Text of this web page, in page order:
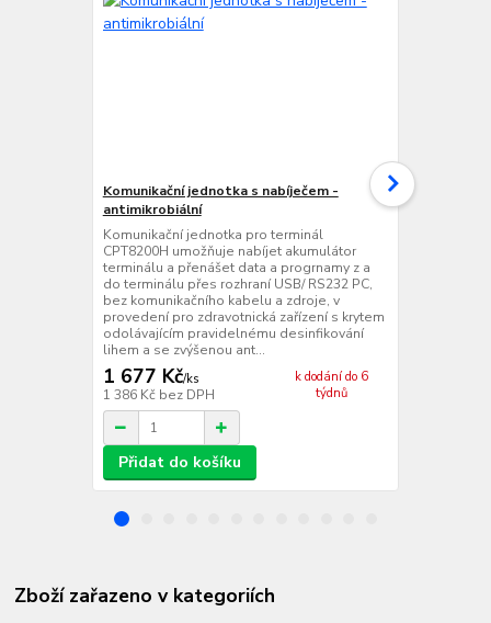
Komunikační jednotka s nabíječem -
antimikrobiální
Komunikační jednotka pro terminál
CPT8200H umožňuje nabíjet akumulátor
terminálu a přenášet data a progrnamy z a
do terminálu přes rozhraní USB/ RS232 PC,
bez komunikačního kabelu a zdroje, v
provedení pro zdravotnická zařízení s krytem
odolávajícím pravidelnému desinfikování
lihem a se zvýšenou ant...
1 677 Kč/ks
1 386 Kč bez DPH
k dodání do 6
týdnů
Přidat do košíku
Zboží zařazeno v kategoriích